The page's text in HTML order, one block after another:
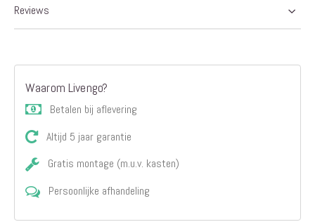
Reviews
Waarom Livengo?
Betalen bij aflevering
Altijd 5 jaar garantie
Gratis montage (m.u.v. kasten)
Persoonlijke afhandeling